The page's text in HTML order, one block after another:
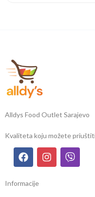
Alldys Food Outlet Sarajevo
Kvaliteta koju možete
Informacije